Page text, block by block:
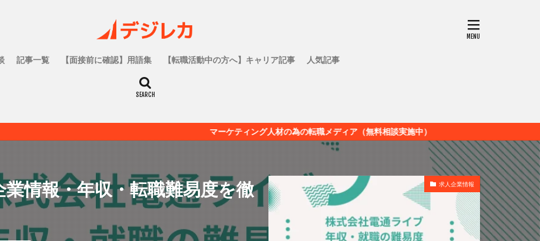
記事一覧 【面接前に確認】用語集 【転職活動中の方へ】キャリア記事 人気記事
マーケティング人材の為の転職メディア（無料相談実施中）
情報・年収・転職難易度を徹
求人企業情報